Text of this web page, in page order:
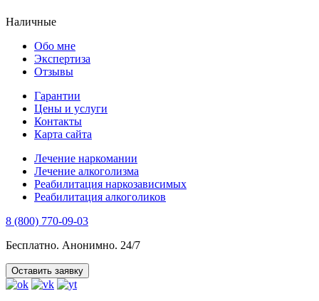
Наличные
Обо мне
Экспертиза
Отзывы
Гарантии
Цены и услуги
Контакты
Карта сайта
Лечение наркомании
Лечение алкоголизма
Реабилитация наркозависимых
Реабилитация алкоголиков
8 (800) 770-09-03
Бесплатно. Анонимно. 24/7
Оставить заявку